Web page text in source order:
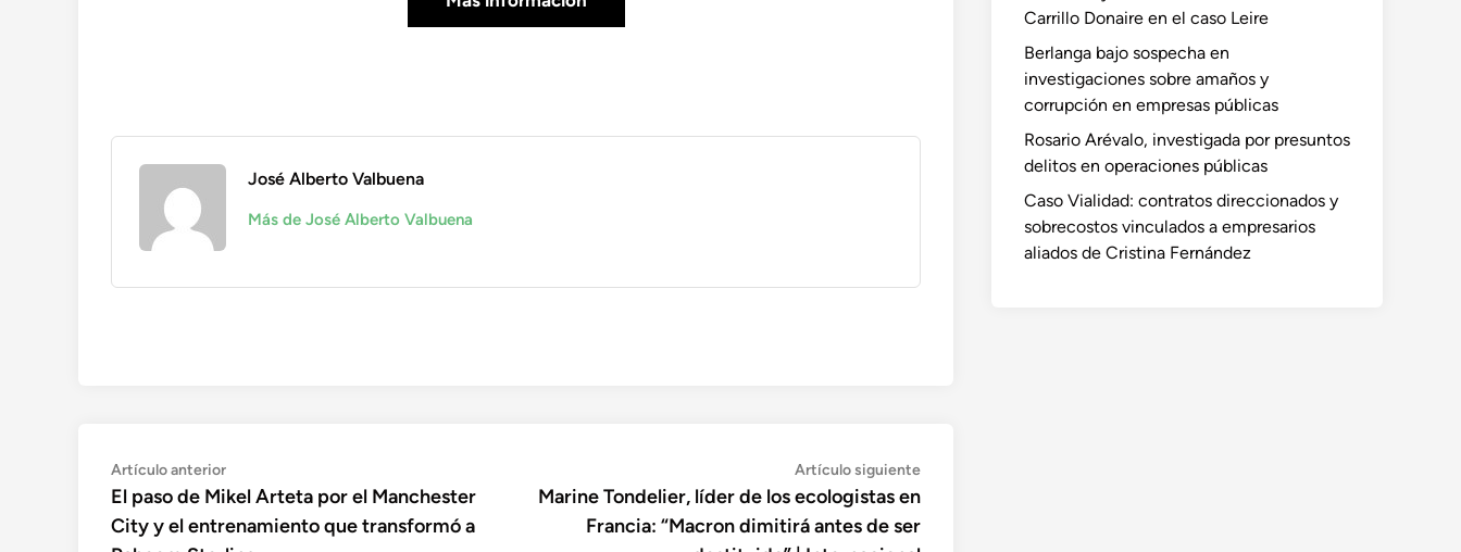
José Alberto Valbuena
Más de José Alberto Valbuena
Navegación
de
entradas
Artículo anteriorArtículo
anterior:
El paso de Mikel Arteta por el Manchester
City y el entrenamiento que transformó a
Artículo siguienteArtículo
siguiente:
Marine Tondelier, líder de los ecologistas en
Francia: “Macron dimitirá antes de ser
Carrillo Donaire en el caso Leire
Berlanga bajo sospecha en
investigaciones sobre amaños y
corrupción en empresas públicas
Rosario Arévalo, investigada por presuntos
delitos en operaciones públicas
Caso Vialidad: contratos direccionados y
sobrecostos vinculados a empresarios
aliados de Cristina Fernández